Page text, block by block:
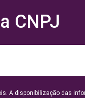
CNPJ
A disponibilização das